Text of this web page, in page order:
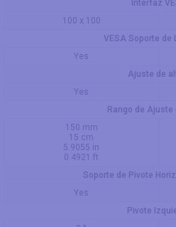
Interfaz
100 x 100
VESA Soporte de
Yes
Ajuste de
Yes
Rango de Ajuste
150 mm
15 cm
5.9055 in
0.4921 ft
Soporte de Pivote
Yes
Pivote